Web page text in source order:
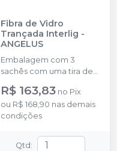
Fibra de Vidro
Trançada Interlig -
ANGELUS
Embalagem com 3
sachês com uma tira de
cada
R$ 163,83 no Pix
ou R$ 168,90 nas demais
condições
Qtd :